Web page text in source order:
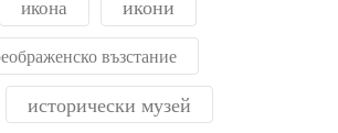
икона икони
възстание
исторически музей